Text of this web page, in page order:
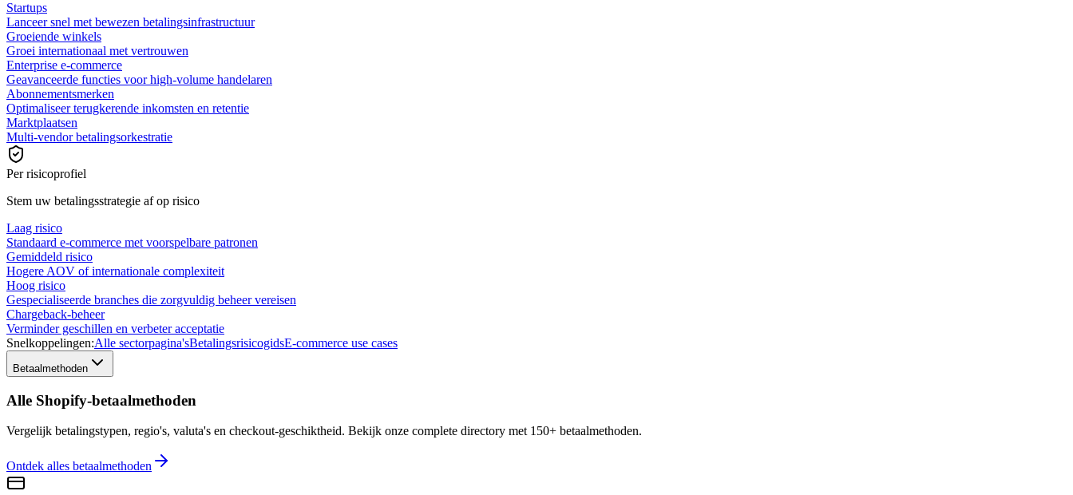
Startups
Lanceer snel met bewezen betalingsinfrastructuur
Groeiende winkels
Groei internationaal met vertrouwen
Enterprise e-commerce
Geavanceerde functies voor high-volume handelaren
Abonnementsmerken
Optimaliseer terugkerende inkomsten en retentie
Marktplaatsen
Multi-vendor betalingsorkestratie
Per risicoprofiel
Stem uw betalingsstrategie af op risico
Laag risico
Standaard e-commerce met voorspelbare patronen
Gemiddeld risico
Hogere AOV of internationale complexiteit
Hoog risico
Gespecialiseerde branches die zorgvuldig beheer vereisen
Chargeback-beheer
Verminder geschillen en verbeter acceptatie
Snelkoppelingen:Alle sectorpagina'sBetalingsrisicogidsE-commerce use cases
Betaalmethoden
Alle Shopify-betaalmethoden
Vergelijk betalingstypen, regio's, valuta's en checkout-geschiktheid. Bekijk onze complete directory met 150+ betaalmethoden.
Ontdek alles betaalmethoden